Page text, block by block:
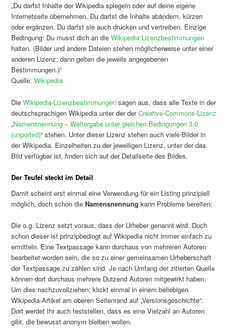
„Du darfst Inhalte der Wikipedia spiegeln oder auf deine eigene
Internetseite übernehmen. Du darfst die Inhalte abändern, kürzen
oder ergänzen. Du darfst sie auch drucken und vertreiben. Einzige
Bedingung: Du musst dich an dieWikipedia:Lizenzbestimmungen
halten. (Bilder und andere Dateien stehen möglicherweise unter einer
anderen Lizenz; dann gelten die jeweils angegebenen
Bestimmungen.)“
Quelle:Wikipedia
DieWikipedia-Lizenzbestimmungen sagen aus, dass alle Texte in der
deutschsprachigen Wikipedia unter der derCreative-Commons-Lizenz
„Namensnennung – Weitergabe unter gleichen Bedingungen 3.0
(unported)“ stehen. Unter dieser Lizenz stehen auch viele Bilder in
der Wikipedia. Einzelheiten zu der jeweiligen Lizenz, unter der das
Bild verfügbar ist, finden sich auf der Detailseite des Bildes.
Der Teufel steckt im Detail
Damit scheint erst einmal eine Verwendung für ein Listing prinzipiell
möglich, doch schon dieNamensnennungkann Probleme bereiten:
Die o.g. Lizenz setzt voraus, dass der Urheber genannt wird. Doch
schon dieser ist prinzipbedingt auf Wikipedia nicht immer einfach zu
ermitteln. Eine Textpassage kann durchaus von mehreren Autoren
bearbeitet worden sein, die so zu einer gemeinsamen Urheberschaft
der Textpassage zu zählen sind. Je nach Umfang der zitierten Quelle
können dort durchaus mehrere Dutzend Autoren mitgewirkt haben.
Um dies nachzuvollziehen, klickt einmal in einem beliebigen
Wikipedia-Artikel am oberen Seitenrand auf „Versionsgeschichte“.
Dort werdet Ihr auch feststellen, dass es eine Vielzahl an Autoren
gibt, die bewusst anonym bleiben wollen.